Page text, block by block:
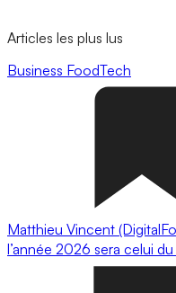
Articles les plus lus
Business FoodTech
Matthieu Vincent
l’année 2026 sera celui